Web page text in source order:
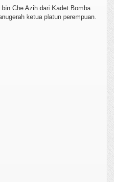
Che Azih dari Kadet Bomba
ketua platun perempuan.